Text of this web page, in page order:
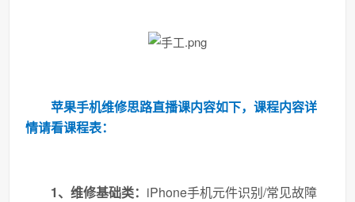
苹果手机维修思路直播课内容如下，课程内容详
情请看课程表：
1、维修基础类： iPhone手机元件识别/常见故障